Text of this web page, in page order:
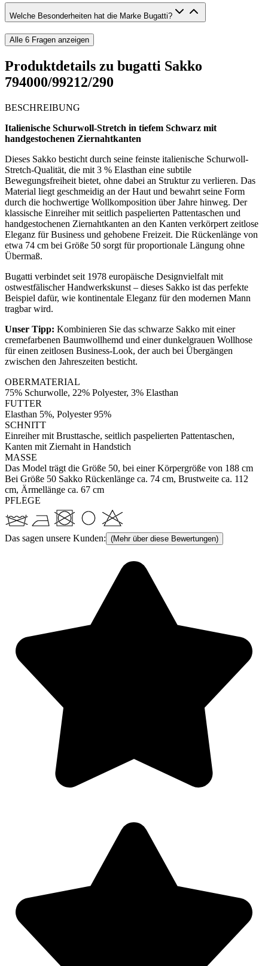
Welche Besonderheiten hat die Marke Bugatti?
Alle 6 Fragen anzeigen
Produktdetails zu bugatti Sakko
794000/99212/290
BESCHREIBUNG
Italienische Schurwoll-Stretch in tiefem Schwarz mit
handgestochenen Ziernahtkanten
Dieses Sakko besticht durch seine feinste italienische Schurwoll-
Stretch-Qualität, die mit 3 % Elasthan eine subtile
Bewegungsfreiheit bietet, ohne dabei an Struktur zu verlieren. Das
Material liegt geschmeidig an der Haut und bewahrt seine Form
durch die hochwertige Wollkomposition über Jahre hinweg. Der
klassische Einreiher mit seitlich paspelierten Pattentaschen und
handgestochenen Ziernahtkanten an den Kanten verkörpert zeitlose
Eleganz für Business und gehobene Freizeit. Die Rückenlänge von
etwa 74 cm bei Größe 50 sorgt für proportionale Längung ohne
Übermaß.
Bugatti verbindet seit 1978 europäische Designvielfalt mit
ostwestfälischer Handwerkskunst – dieses Sakko ist das perfekte
Beispiel dafür, wie kontinentale Eleganz für den modernen Mann
tragbar wird.
Unser Tipp: Kombinieren Sie das schwarze Sakko mit einer
cremefarbenen Baumwollhemd und einer dunkelgrauen Wollhose
für einen zeitlosen Business-Look, der auch bei Übergängen
zwischen den Jahreszeiten besticht.
OBERMATERIAL
75% Schurwolle, 22% Polyester, 3% Elasthan
FUTTER
Elasthan 5%, Polyester 95%
SCHNITT
Einreiher mit Brusttasche, seitlich paspelierten Pattentaschen,
Kanten mit Ziernaht in Handstich
MASSE
Das Model trägt die Größe 50, bei einer Körpergröße von 188 cm
Bei Größe 50 Sakko Rückenlänge ca. 74 cm, Brustweite ca. 112
cm, Ärmellänge ca. 67 cm
PFLEGE
Das sagen unsere Kunden: (Mehr über diese Bewertungen)